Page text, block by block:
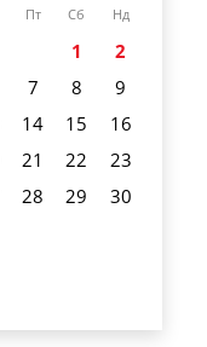
Пт Сб Нд
1
2
7 8
9
14 15
16
21 22
23
28 29
30